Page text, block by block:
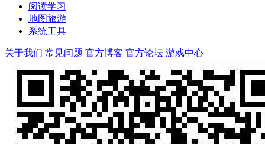
阅读学习
地图旅游
系统工具
关于我们 常见问题 官方博客 官方论坛 游戏中心